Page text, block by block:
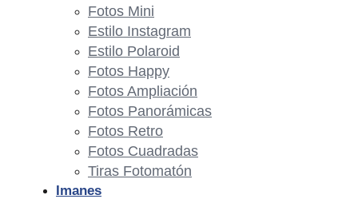
Fotos Mini
Estilo Instagram
Estilo Polaroid
Fotos Happy
Fotos Ampliación
Fotos Panorámicas
Fotos Retro
Fotos Cuadradas
Tiras Fotomatón
Imanes